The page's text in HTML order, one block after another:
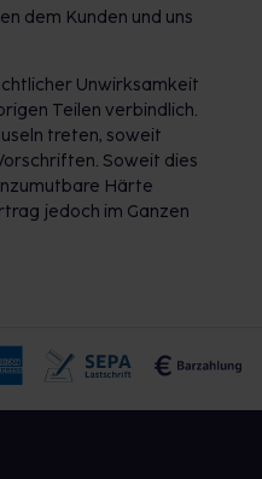
dem Kunden und uns
Unwirksamkeit
Teilen verbindlich.
treten, soweit
Soweit dies
Härte
jedoch im Ganzen